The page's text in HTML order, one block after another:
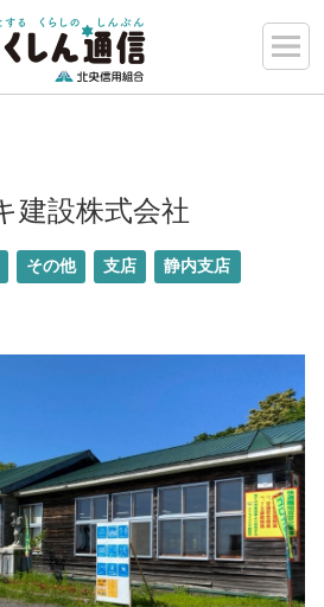
建設株式会社
その他 支店 静内支店